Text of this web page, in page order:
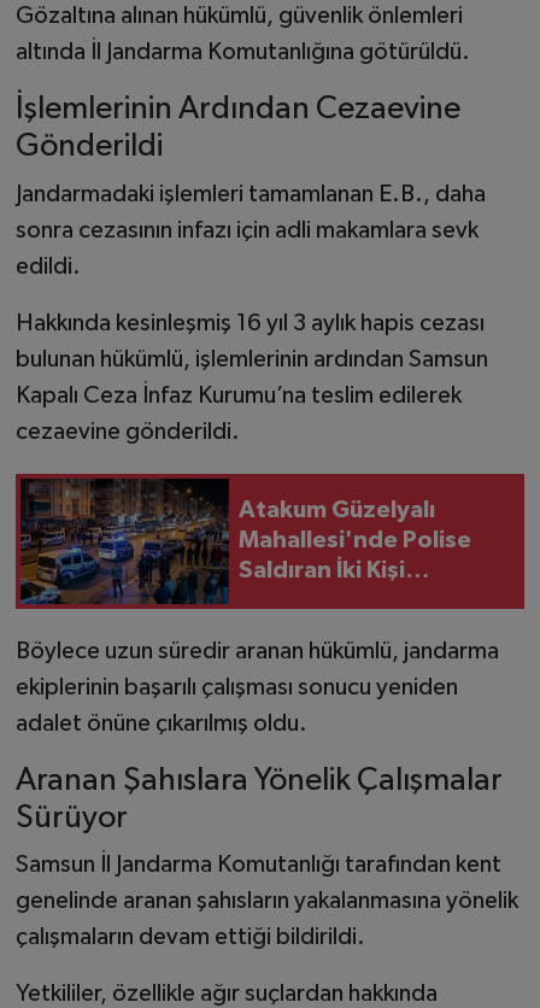
Gözaltına alınan hükümlü, güvenlik önlemleri
altında İl Jandarma Komutanlığına götürüldü.
İşlemlerinin Ardından Cezaevine
Gönderildi
Jandarmadaki işlemleri tamamlanan E.B., daha
sonra cezasının infazı için adli makamlara sevk
edildi.
Hakkında kesinleşmiş 16 yıl 3 aylık hapis cezası
bulunan hükümlü, işlemlerinin ardından Samsun
Kapalı Ceza İnfaz Kurumu’na teslim edilerek
cezaevine gönderildi.
Atakum Güzelyalı
Mahallesi'nde Polise
Saldıran İki Kişi
Böylece uzun süredir aranan hükümlü, jandarma
ekiplerinin başarılı çalışması sonucu yeniden
adalet önüne çıkarılmış oldu.
Aranan Şahıslara Yönelik Çalışmalar
Sürüyor
Samsun İl Jandarma Komutanlığı tarafından kent
genelinde aranan şahısların yakalanmasına yönelik
çalışmaların devam ettiği bildirildi.
Yetkililer, özellikle ağır suçlardan hakkında